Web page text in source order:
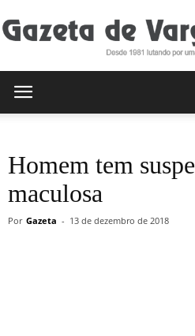
de
Homem tem
maculosa
Por Gazeta - 13 de dezembro de 2018